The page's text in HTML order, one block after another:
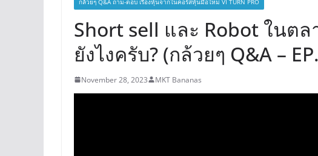
กล้วยๆ Q&A ถาม-ตอบ เรื่องหุ้นจากในคอร์สหุ้นมือใหม่ VI TURN PRO
Short sell และ Robot ในต
ยังไงครับ? (กล้วยๆ Q&A –
November 28, 2023 MKT Bananas